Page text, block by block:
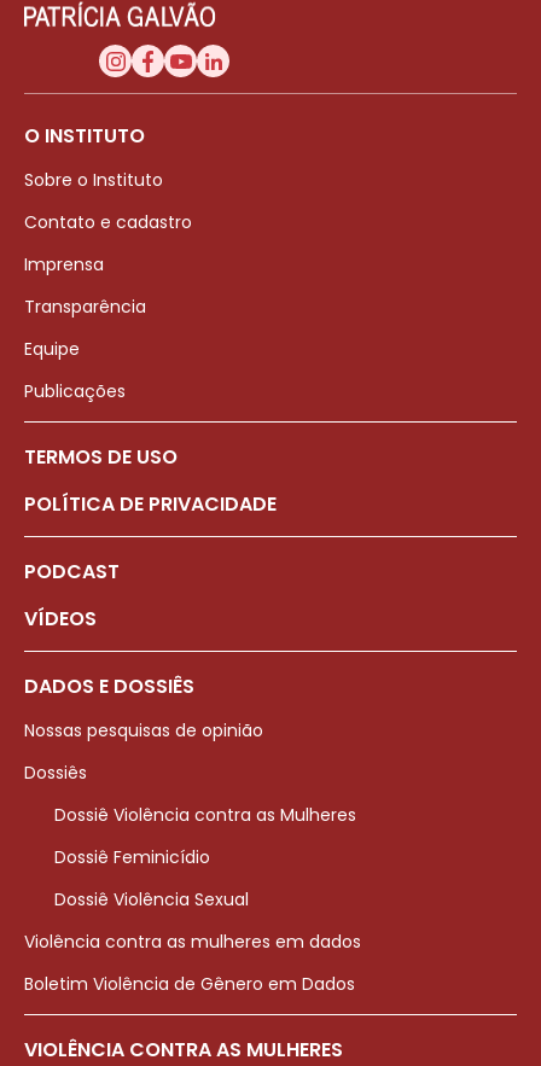
O INSTITUTO
Sobre o Instituto
Contato e cadastro
Imprensa
Transparência
Equipe
Publicações
TERMOS DE USO
POLÍTICA DE PRIVACIDADE
PODCAST
VÍDEOS
DADOS E DOSSIÊS
Nossas pesquisas de opinião
Dossiês
Dossiê Violência contra as Mulheres
Dossiê Feminicídio
Dossiê Violência Sexual
Violência contra as mulheres em dados
Boletim Violência de Gênero em Dados
VIOLÊNCIA CONTRA AS MULHERES